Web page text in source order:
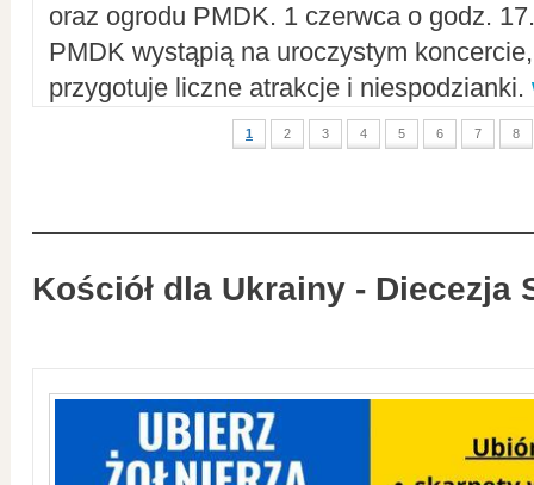
oraz ogrodu PMDK. 1 czerwca o godz.
PMDK wystąpią na uroczystym
przygotuje liczne atrakcje i niespodzianki.
1 2 3 4 5 6 7 8
Kościół dla Ukrainy - Diecezja